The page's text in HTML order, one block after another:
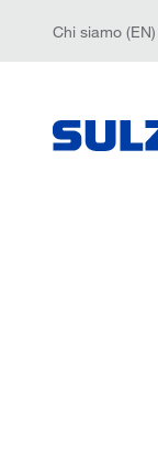
Chi siamo (EN)